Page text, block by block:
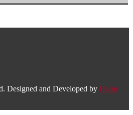
Designed and Developed by Harm